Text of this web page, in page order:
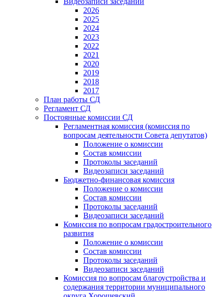
2026
2025
2024
2023
2022
2021
2020
2019
2018
2017
План работы СД
Регламент СД
Постоянные комиссии СД
Регламентная комиссия (комиссия по
вопросам деятельности Совета депутатов)
Положение о комиссии
Состав комиссии
Протоколы заседаний
Видеозаписи заседаний
Бюджетно-финансовая комиссия
Положение о комиссии
Состав комиссии
Протоколы заседаний
Видеозаписи заседаний
Комиссия по вопросам градостроительного
развития
Положение о комиссии
Состав комиссии
Протоколы заседаний
Видеозаписи заседаний
Комиссия по вопросам благоустройства и
содержания территории муниципального